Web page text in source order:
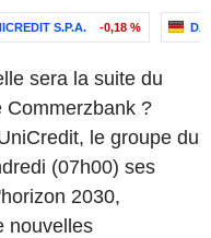
S.P.A. -0,18 %
sera la suite du
Commerzbank ?
le groupe du
(07h00) ses
2030,
nouvelles